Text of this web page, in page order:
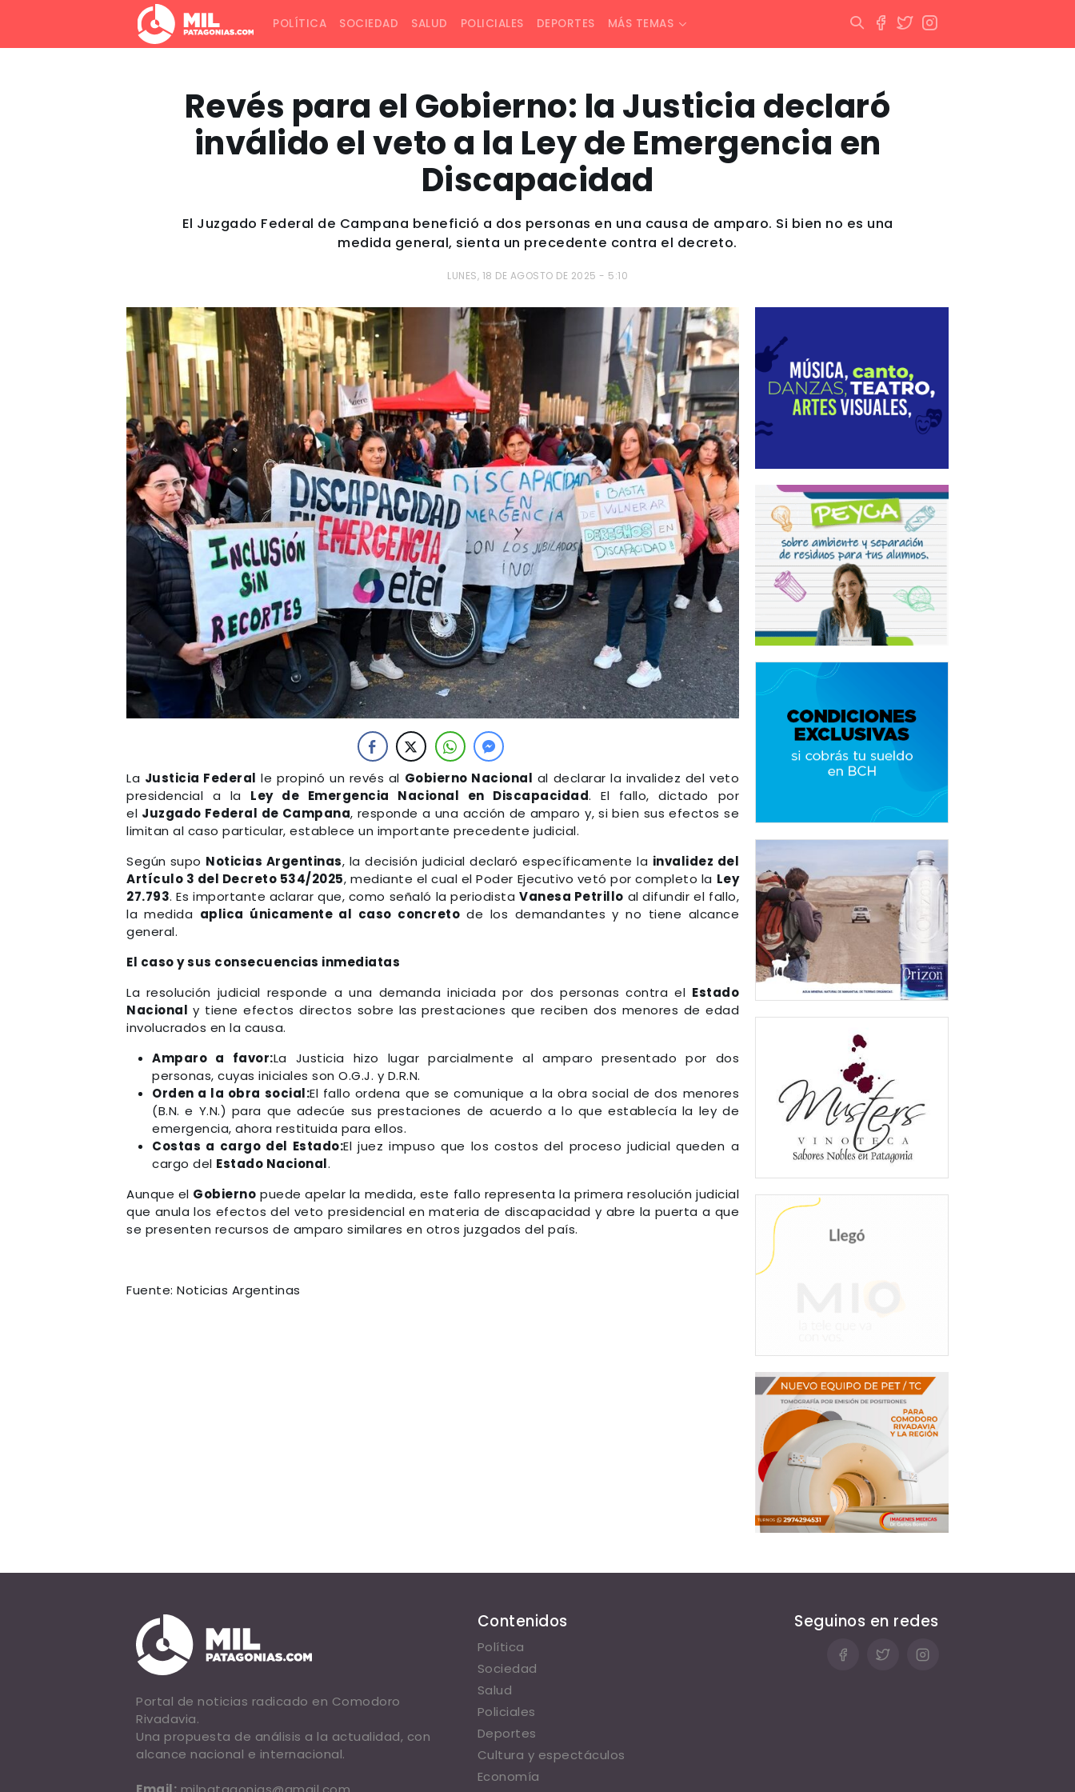
POLÍTICA SOCIEDAD SALUD POLICIALES DEPORTES MÁS TEMAS
Revés para el Gobierno: la Justicia declaró
inválido el veto a la Ley de Emergencia en
Discapacidad
El Juzgado Federal de Campana benefició a dos personas en una causa de amparo. Si bien no es una
medida general, sienta un precedente contra el decreto.
LUNES, 18 DE AGOSTO DE 2025 - 5:10
La Justicia Federal le propinó un revés al Gobierno Nacional al declarar la invalidez del veto
presidencial a la Ley de Emergencia Nacional en Discapacidad. El fallo, dictado por
el Juzgado Federal de Campana, responde a una acción de amparo y, si bien sus efectos se
limitan al caso particular, establece un importante precedente judicial.
Según supo Noticias Argentinas, la decisión judicial declaró específicamente la invalidez del
Artículo 3 del Decreto 534/2025, mediante el cual el Poder Ejecutivo vetó por completo la Ley
27.793. Es importante aclarar que, como señaló la periodistaVanesa Petrillo al difundir el fallo,
la medida aplica únicamente al caso concreto de los demandantes y no tiene alcance
general.
El caso y sus consecuencias inmediatas
La resolución judicial responde a una demanda iniciada por dos personas contra el Estado
Nacional y tiene efectos directos sobre las prestaciones que reciben dos menores de edad
involucrados en la causa.
Amparo a favor:La Justicia hizo lugar parcialmente al amparo presentado por dos
personas, cuyas iniciales son O.G.J. y D.R.N.
Orden a la obra social:El fallo ordena que se comunique a la obra social de dos menores
(B.N. e Y.N.) para que adecúe sus prestaciones de acuerdo a lo que establecía la ley de
emergencia, ahora restituida para ellos.
Costas a cargo del Estado:El juez impuso que los costos del proceso judicial queden a
cargo del Estado Nacional.
Aunque el Gobierno puede apelar la medida, este fallo representa la primera resolución judicial
que anula los efectos del veto presidencial en materia de discapacidad y abre la puerta a que
se presenten recursos de amparo similares en otros juzgados del país.
Fuente: Noticias Argentinas
Portal de noticias radicado en Comodoro
Rivadavia.
Una propuesta de análisis a la actualidad, con
alcance nacional e internacional.
Contenidos
Política
Sociedad
Salud
Policiales
Deportes
Cultura y espectáculos
Economía
Seguinos en redes